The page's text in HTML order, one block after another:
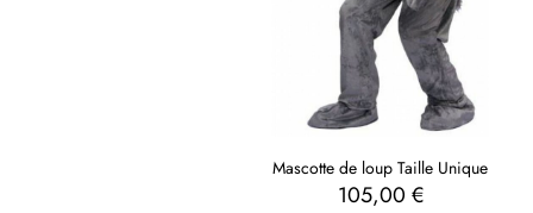
Mascotte de loup Taille Unique
105,00 €